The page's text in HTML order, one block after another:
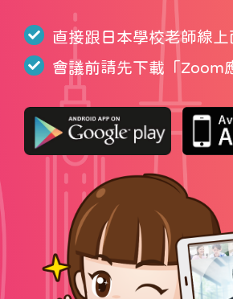
直接跟日本學校老師線上
會議前請先下載「Zoom